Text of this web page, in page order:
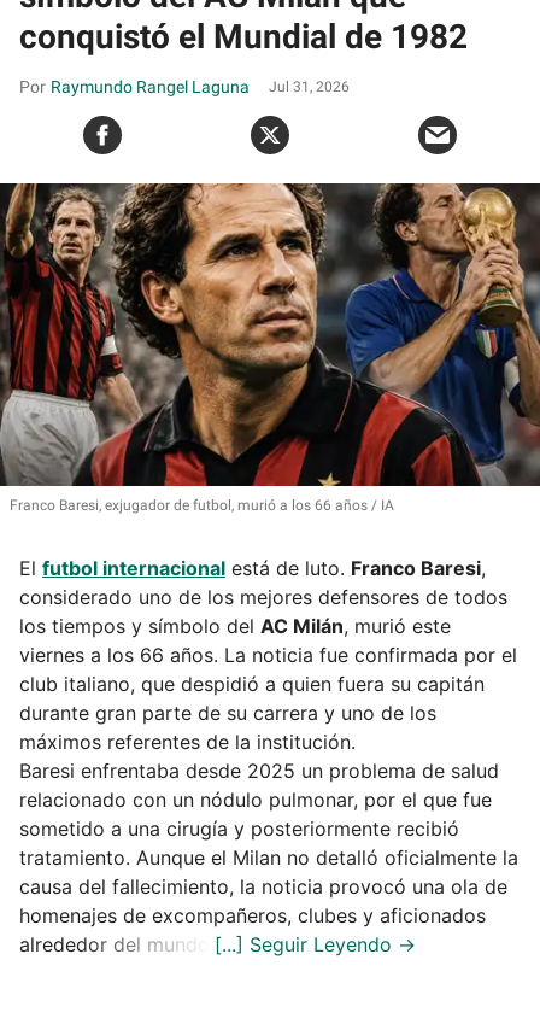
conquistó el Mundial de 1982
Raymundo Rangel Laguna Jul 31, 2026
Franco Baresi, exjugador de futbol, murió a los 66 años IA
El futbol internacional está de luto. Franco Baresi,
considerado uno de los mejores defensores de todos
los tiempos y símbolo del AC Milán, murió este
viernes a los 66 años. La noticia fue confirmada por el
club italiano, que despidió a quien fuera su capitán
durante gran parte de su carrera y uno de los
máximos referentes de la institución.
Baresi enfrentaba desde 2025 un problema de salud
relacionado con un nódulo pulmonar, por el que fue
sometido a una cirugía y posteriormente recibió
tratamiento. Aunque el Milan no detalló oficialmente la
causa del fallecimiento, la noticia provocó una ola de
homenajes de excompañeros, clubes y aficionados
alrededor del mundo.